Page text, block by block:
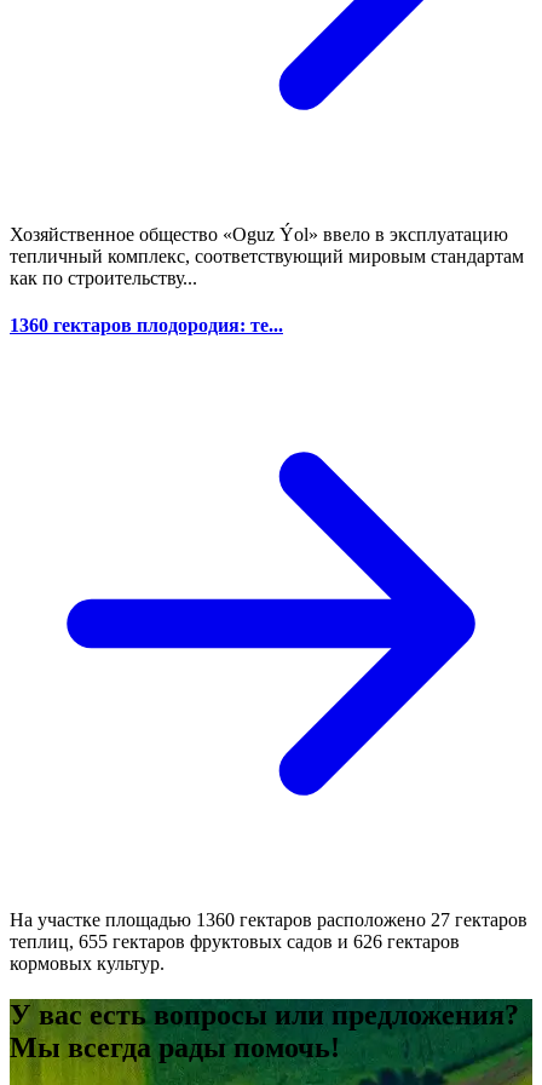
Хозяйственное общество «Oguz Ýol» ввело в эксплуатацию
тепличный комплекс, соответствующий мировым стандартам
как по строительству...
1360 гектаров плодородия: те...
На участке площадью 1360 гектаров расположено 27 гектаров
теплиц, 655 гектаров фруктовых садов и 626 гектаров
кормовых культур.
У вас есть вопросы или предложения?
Мы всегда рады помочь!